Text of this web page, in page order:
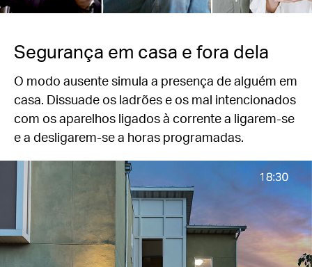
Segurança em casa e fora dela
O modo ausente simula a presença de alguém em
casa. Dissuade os ladrões e os mal intencionados
com os aparelhos ligados à corrente a ligarem-se
e a desligarem-se a horas programadas.